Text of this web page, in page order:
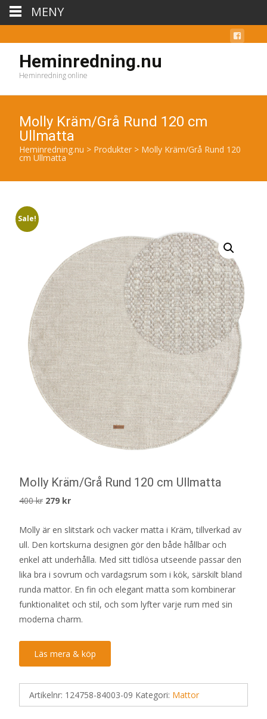
Heminredning.nu
Heminredning online
Molly Kräm/Grå Rund 120 cm
Ullmatta
Heminredning.nu > Produkter > Molly Kräm/Grå Rund 120
cm Ullmatta
Sale!
Molly Kräm/Grå Rund 120 cm Ullmatta
400kr Det
priset
var:
400 kr.
279 krDet
priset
är:
279 kr.
Molly är en slitstark och vacker matta i Kräm, tillverkad av
ull. Den kortskurna designen gör den både hållbar och
enkel att underhålla. Med sitt tidlösa utseende passar den
lika bra i sovrum och vardagsrum som i kök, särskilt bland
runda mattor. En fin och elegant matta som kombinerar
funktionalitet och stil, och som lyfter varje rum med sin
moderna charm.
Läs mera & köp
Artikelnr: 124758-84003-09 Kategori: Mattor
MENY